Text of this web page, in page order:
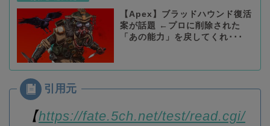
【Apex】ブラッドハウンド復活
案が話題 ←プロに削除された
「あの能力」を戻してくれ･･･
【https://fate.5ch.net/test/read.cgi/